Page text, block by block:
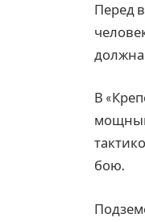
Перед
должна
В
бою.